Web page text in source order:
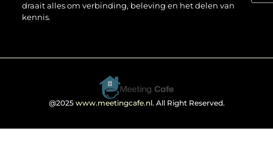
draait alles om verbinding, beleving en het delen van
kennis.
@2025 www.meetingcafe.nl. All Right Reserved.